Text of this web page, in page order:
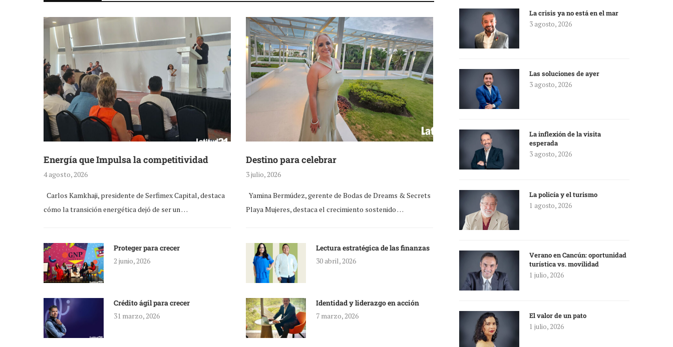
Energía que Impulsa la competitividad
4 agosto, 2026
Carlos Kamkhaji, presidente de Serfimex Capital, destaca
cómo la transición energética dejó de ser un …
Destino para celebrar
3 julio, 2026
Yamina Bermúdez, gerente de Bodas de Dreams & Secrets
Playa Mujeres, destaca el crecimiento sostenido …
Proteger para crecer
2 junio, 2026
Lectura estratégica de las finanzas
30 abril, 2026
Crédito ágil para crecer
31 marzo, 2026
Identidad y liderazgo en acción
7 marzo, 2026
La crisis ya no está en el mar
3 agosto, 2026
Las soluciones de ayer
3 agosto, 2026
La inflexión de la visita
esperada
3 agosto, 2026
La policía y el turismo
1 agosto, 2026
Verano en Cancún: oportunidad
turística vs. movilidad
1 julio, 2026
El valor de un pato
1 julio, 2026